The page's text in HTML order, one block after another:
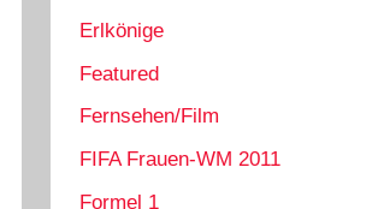
Erlkönige
Featured
Fernsehen/Film
FIFA Frauen-WM 2011
Formel 1